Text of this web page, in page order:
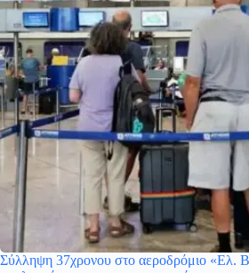
Σύλληψη 37χρονου στο αεροδρόμιο «Ελ.